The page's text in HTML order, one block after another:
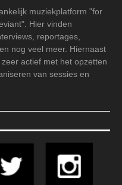
muziekplatform "for
Hier vinden
reportages,
nog veel meer. Hiernaast
actief met het opzetten
van sessies en